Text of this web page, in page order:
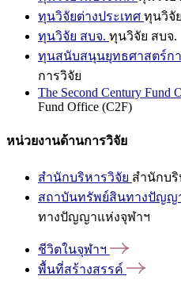
ทุนวิจัยต่างประเทศ ทุนวิจั
ทุนวิจัย สบจ. ทุนวิจัย สบจ.
ทุนสนับสนุนยุทธศาสตร์กา
การวิจัย
The Second Century Fund
Fund Office (C2F)
หน่วยงานด้านการวิจัย
สำนักบริหารวิจัย สำนักบริ
สถาบันทรัพย์สินทางปัญญ
ทางปัญญาแห่งจุฬาฯ
ชีวิตในจุฬาฯ
พื้นที่สร้างสรรค์